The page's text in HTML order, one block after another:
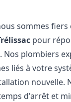
sommes
pour
Nos plombiers
liés à votre
nouvelle.
d'arrêt et